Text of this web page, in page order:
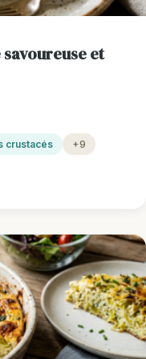
et
crustacés +9